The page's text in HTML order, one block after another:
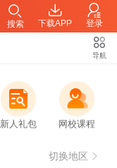
下载APP 登录
搜索
导航
新人礼包 网校课程
切换地区